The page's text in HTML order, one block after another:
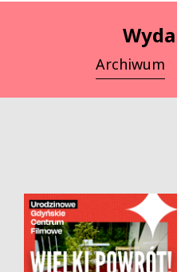
Archiwum